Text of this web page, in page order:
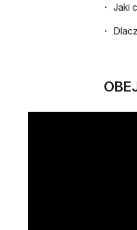
Jaki